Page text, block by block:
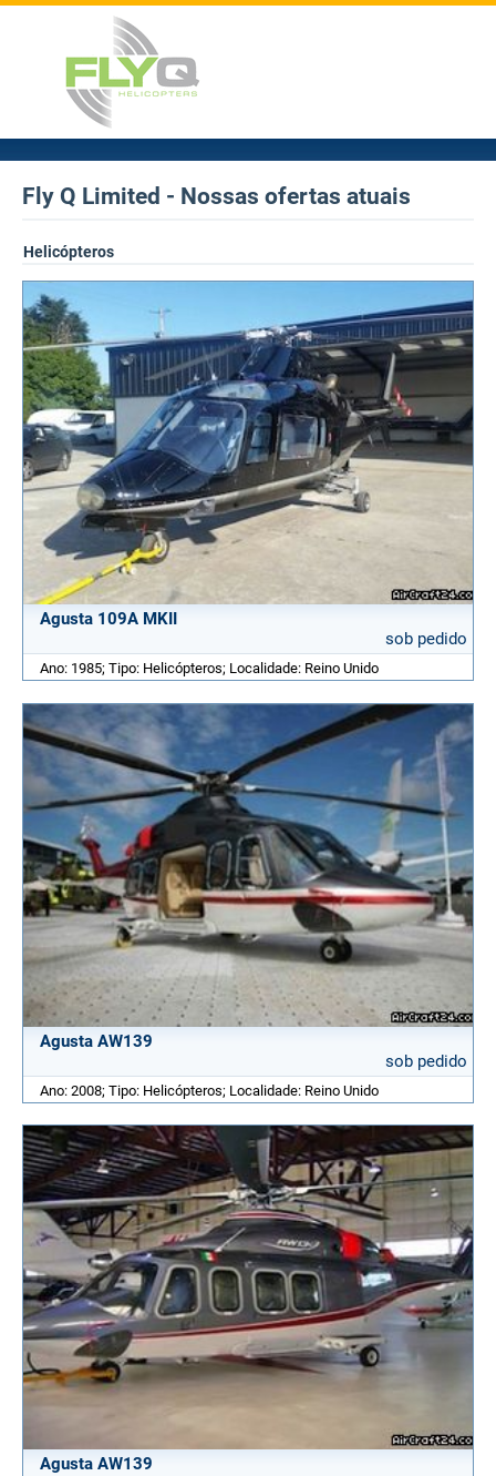
Fly Q Limited - Nossas ofertas atuais
Helicópteros
Agusta 109A MKII
sob pedido
Ano: 1985; Tipo: Helicópteros; Localidade: Reino Unido
Agusta AW139
sob pedido
Ano: 2008; Tipo: Helicópteros; Localidade: Reino Unido
Agusta AW139